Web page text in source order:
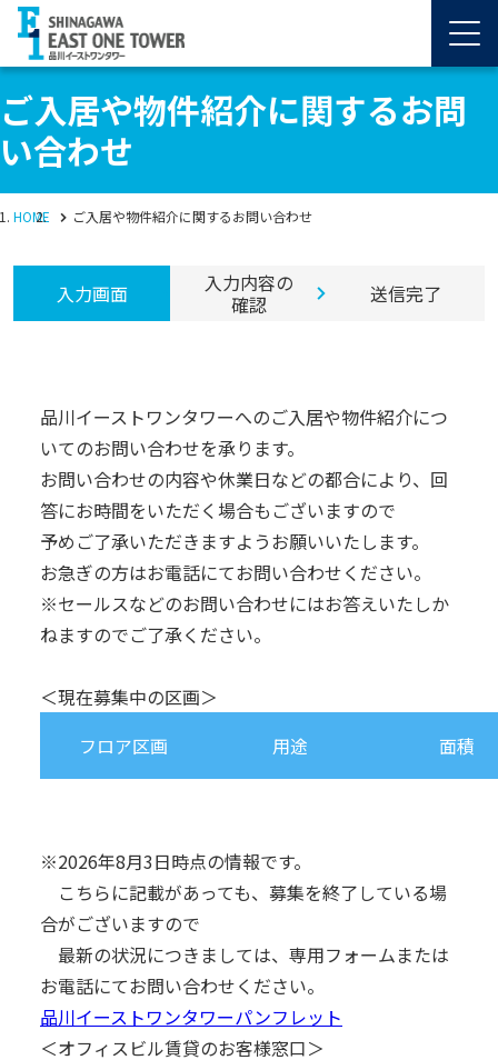
ご入居や物件紹介に関するお問
い合わせ
HOME ご入居や物件紹介に関するお問い合わせ
入力画面
入力内容の
確認
送信完了
品川イーストワンタワーへのご入居や物件紹介につ
いてのお問い合わせを承ります。
お問い合わせの内容や休業日などの都合により、回
答にお時間をいただく場合もございますので
予めご了承いただきますようお願いいたします。
お急ぎの方はお電話にてお問い合わせください。
※セールスなどのお問い合わせにはお答えいたしか
ねますのでご了承ください。
＜現在募集中の区画＞
フロア区画
用途 面積
※2026年8月3日時点の情報です。
こちらに記載があっても、募集を終了している場
合がございますので
最新の状況につきましては、専用フォームまたは
お電話にてお問い合わせください。
品川イーストワンタワーパンフレット
＜オフィスビル賃貸のお客様窓口＞